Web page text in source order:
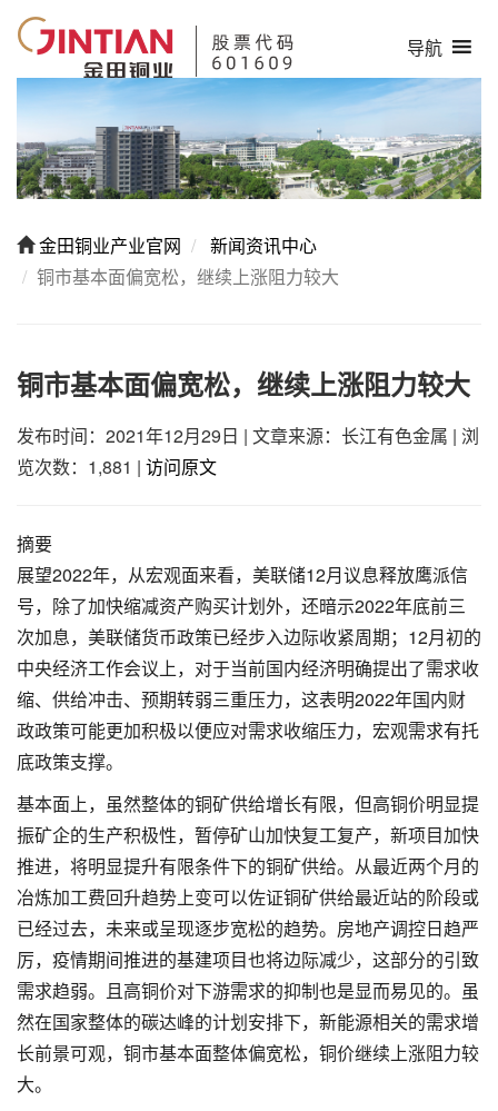
导航
金田铜业产业官网
新闻资讯中心
铜市基本面偏宽松，继续上涨阻力较大
铜市基本面偏宽松，继续上涨阻力较大
发布时间：2021年12月29日 | 文章来源：长江有色金属 | 浏
览次数：1,881 | 访问原文
摘要
展望2022年，从宏观面来看，美联储12月议息释放鹰派信
号，除了加快缩减资产购买计划外，还暗示2022年底前三
次加息，美联储货币政策已经步入边际收紧周期；12月初的
中央经济工作会议上，对于当前国内经济明确提出了需求收
缩、供给冲击、预期转弱三重压力，这表明2022年国内财
政政策可能更加积极以便应对需求收缩压力，宏观需求有托
底政策支撑。
基本面上，虽然整体的铜矿供给增长有限，但高铜价明显提
振矿企的生产积极性，暂停矿山加快复工复产，新项目加快
推进，将明显提升有限条件下的铜矿供给。从最近两个月的
冶炼加工费回升趋势上变可以佐证铜矿供给最近站的阶段或
已经过去，未来或呈现逐步宽松的趋势。房地产调控日趋严
厉，疫情期间推进的基建项目也将边际减少，这部分的引致
需求趋弱。且高铜价对下游需求的抑制也是显而易见的。虽
然在国家整体的碳达峰的计划安排下，新能源相关的需求增
长前景可观，铜市基本面整体偏宽松，铜价继续上涨阻力较
大。